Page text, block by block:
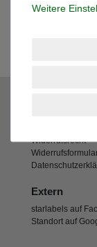
Widerrufsrecht
Extern
starlabels auf
Standort auf
Weitere